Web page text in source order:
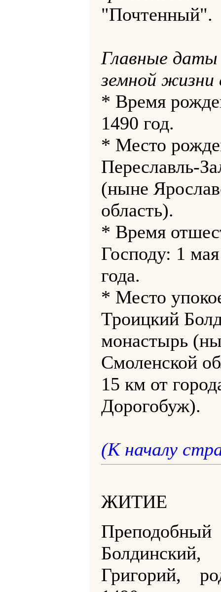
"Почтенный".
Главные даты
земной жизни
* Время
1490 год.
* Место
Переславль-
(ныне
область).
* Время
Господу: 1
года.
* Место
Троицкий
монастырь
Смоленской
15 км от
Дорогобуж).
(К началу
ЖИТИЕ
Преподобный
Григорий,